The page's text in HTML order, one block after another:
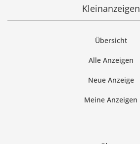
Kleinanzeigen
Übersicht
Alle Anzeigen
Neue Anzeige
Meine Anzeigen